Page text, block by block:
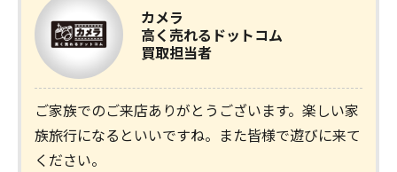
カメラ
高く売れるドットコム
買取担当者
ご家族でのご来店ありがとうございます。楽しい家
族旅行になるといいですね。また皆様で遊びに来て
ください。